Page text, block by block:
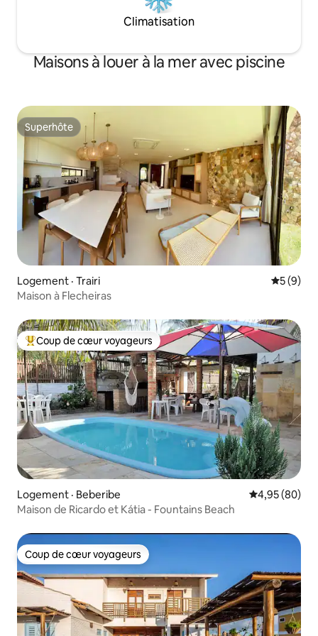
Climatisation
Maisons à louer à la mer avec piscine
Superhôte
Superhôte
Logement · Trairi Note
5 (9)
Maison à Flecheiras
Coup de cœur voyageurs parmi les plus aimés
Coup de cœur voyageurs
Logement · Beberibe Note
4,95 (80)
Maison de Ricardo et Kátia - Fountains Beach
Coup de cœur voyageurs
Coup de cœur voyageurs